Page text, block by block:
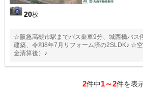
20枚
☆阪急高槻市駅までバス乗車9分、城西橋バス
建築、令和8年7月リフォーム済の2SLDK♪ ☆
金清算後）♪
2件中1～2件を表